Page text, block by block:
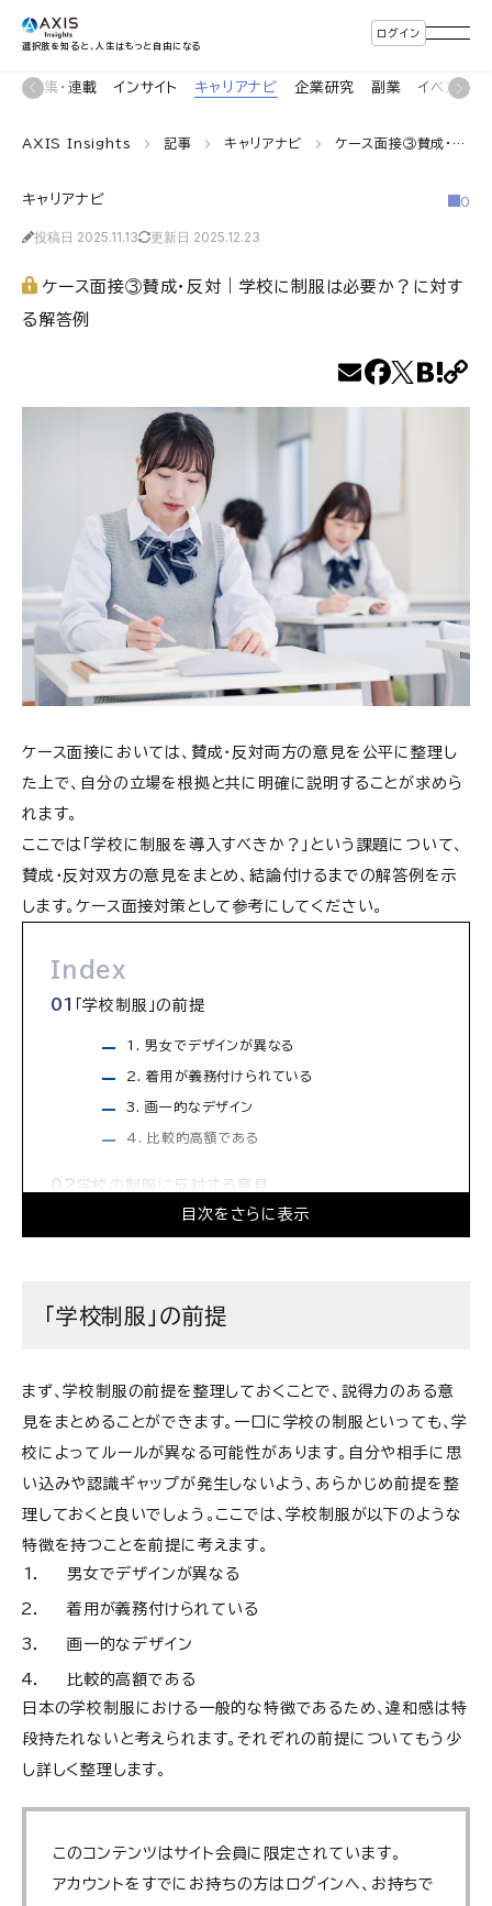
選択肢を知ると、人生はもっと自由になる
ログイン
特集・連載 インサイト キャリアナビ 企業研究 副業 イベント
AXIS Insights 記事 キャリアナビ ケース面接③賛成・反対｜学校に制服は必要か？に対する解答例
キャリアナビ
投稿日 2025.11.13 更新日 2025.12.23
0
ケース面接③賛成・反対｜学校に制服は必要か？に対す
る解答例
ケース面接においては、賛成・反対両方の意見を公平に整理し
た上で、自分の立場を根拠と共に明確に説明することが求めら
れます。
ここでは「学校に制服を導入すべきか？」という課題について、
賛成・反対双方の意見をまとめ、結論付けるまでの解答例を示
します。ケース面接対策として参考にしてください。
Index
目次をさらに表示
「学校制服」の前提
1. 男女でデザインが異なる
2. 着用が義務付けられている
3. 画一的なデザイン
4. 比較的高額である
学校の制服に反対する意見
経済的負担
個性や自己表現の制限
制服がかえって経済的負担を軽減するとの考え方
も
結論｜ 学校に制服は必要だが、運用方法には工夫
反対の方を納得させるための工夫や考えをまとめ
「学校制服」の前提
まず、学校制服の前提を整理しておくことで、説得力のある意
見をまとめることができます。一口に学校の制服といっても、学
校によってルールが異なる可能性があります。自分や相手に思
い込みや認識ギャップが発生しないよう、あらかじめ前提を整
理しておくと良いでしょう。ここでは、学校制服が以下のような
特徴を持つことを前提に考えます。
男女でデザインが異なる
着用が義務付けられている
画一的なデザイン
比較的高額である
日本の学校制服における一般的な特徴であるため、違和感は特
段持たれないと考えられます。それぞれの前提についてもう少
し詳しく整理します。
このコンテンツはサイト会員に限定されています。
アカウントをすでにお持ちの方はログインへ、お持ちで